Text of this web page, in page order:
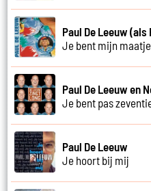
Paul De Leeuw (als
Je bent mijn maatje
Paul De Leeuw en
Je bent pas
Paul De Leeuw
Je hoort bij mij